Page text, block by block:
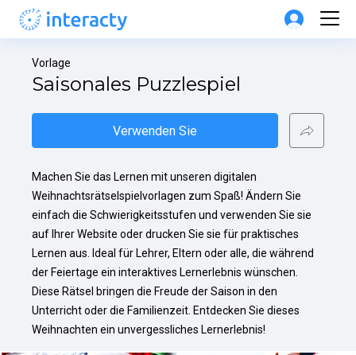
Vorlage
Saisonales Puzzlespiel
Verwenden Sie
Machen Sie das Lernen mit unseren digitalen
Weihnachtsrätselspielvorlagen zum Spaß! Ändern Sie
einfach die Schwierigkeitsstufen und verwenden Sie sie
auf Ihrer Website oder drucken Sie sie für praktisches
Lernen aus. Ideal für Lehrer, Eltern oder alle, die während
der Feiertage ein interaktives Lernerlebnis wünschen.
Diese Rätsel bringen die Freude der Saison in den
Unterricht oder die Familienzeit. Entdecken Sie dieses
Weihnachten ein unvergessliches Lernerlebnis!